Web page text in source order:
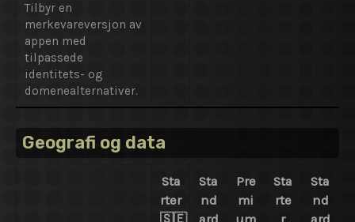
Tilbyr en
merkevareversjon av
appen med
tilpassede
identitets- og
domenealternativer.
Geografi og data
Sta
rter
Sta
nd
Pre
mi
Sta
rte
Sta
nd